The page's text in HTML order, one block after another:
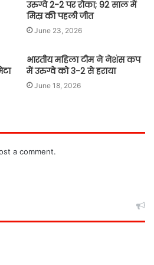
उरुग्वे 2-2 पर रोका; 92 साल में
मिस्र की पहली जीत
June 23, 2026
भारतीय महिला टीम ने नेशंस कप
में उरुग्वे को 3-2 से हराया
June 18, 2026
a comment.